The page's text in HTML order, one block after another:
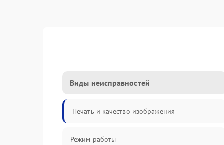
Виды неисправностей
Печать и качество изображения
Режим работы